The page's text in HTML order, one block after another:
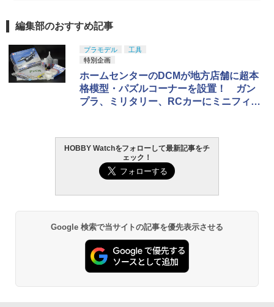
編集部のおすすめ記事
プラモデル
工具
特別企画
ホームセンターのDCMが地方店舗に超本
格模型・パズルコーナーを設置！ ガン
プラ、ミリタリー、RCカーにミニフィギ
HOBBY Watchをフォローして最新記事をチ
ェック！
Google 検索で当サイトの記事を優先表示させる